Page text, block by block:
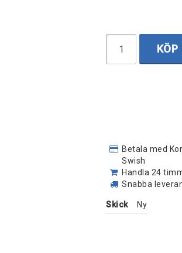
KÖP
Betala med
Swish
Handla 24
Snabba
Skick Ny